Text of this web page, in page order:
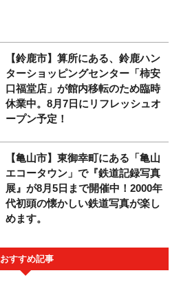
【鈴鹿市】算所にある、鈴鹿ハン
ターショッピングセンター「柿安
口福堂店」が館内移転のため臨時
休業中。8月7日にリフレッシュオ
ープン予定！
【亀山市】東御幸町にある「亀山
エコータウン」で『鉄道記録写真
展』が8月5日まで開催中！2000年
代初頭の懐かしい鉄道写真が楽し
めます。
おすすめ記事